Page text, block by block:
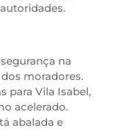
na
moradores.
para Vila Isabel,
acelerado.
abalada e